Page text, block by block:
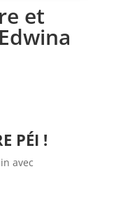
et
PÉI !
avec